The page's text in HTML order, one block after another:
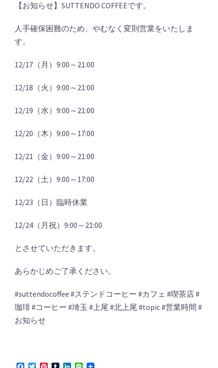
【お知らせ】SUTTENDO COFFEEです。
人手確保困難のため、やむなく変則営業をいたしま
す。
12/17（月）9:00～21:00
12/18（火）9:00～21:00
12/19（水）9:00～21:00
12/20（木）9:00～17:00
12/21（金）9:00～21:00
12/22（土）9:00～17:00
12/23（日）臨時休業
12/24（月祝）9:00～21:00
とさせていただきます。
あらかじめご了承ください。
#suttendocoffee #ステンドコーヒー #カフェ #喫茶店 #
珈琲 #コーヒー #埼玉 #上尾 #北上尾 #topic #営業時間 #
お知らせ